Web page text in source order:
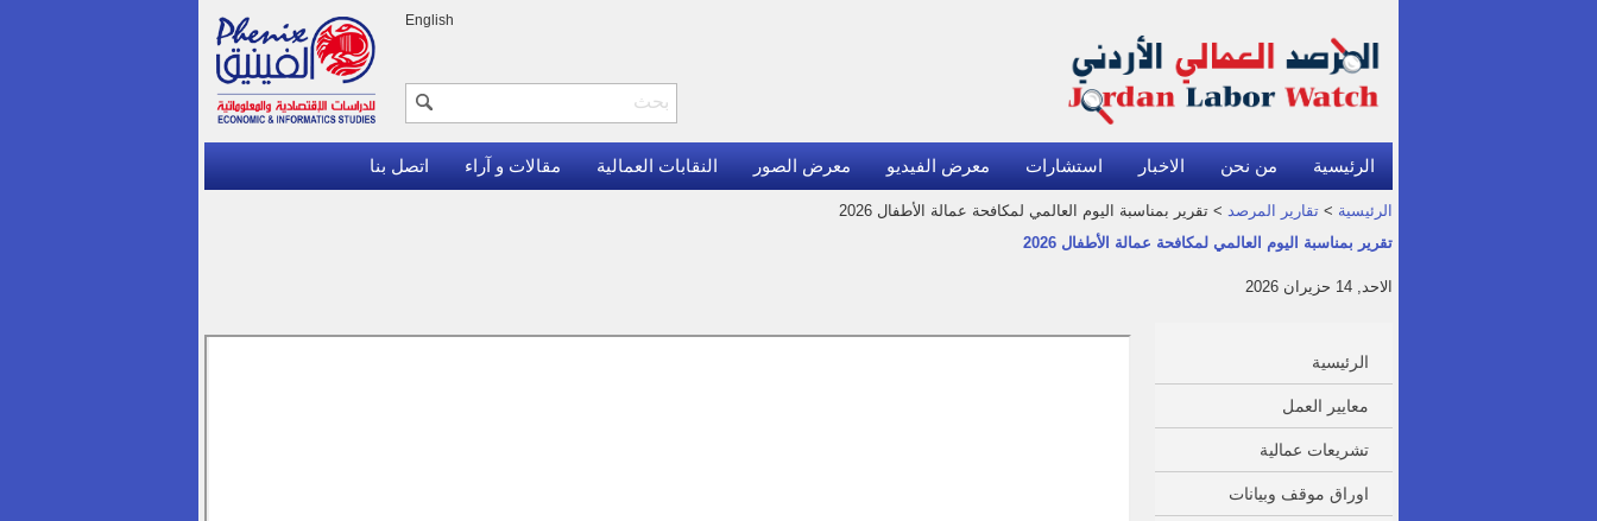
English
الرئيسية من نحن الاخبار استشارات معرض الفيديو معرض الصور النقابات العمالية مقالات و آراء اتصل بنا
الرئيسية > تقارير المرصد > تقرير بمناسبة اليوم العالمي لمكافحة عمالة الأطفال 2026
تقرير بمناسبة اليوم العالمي لمكافحة عمالة الأطفال 2026
الاحد, 14 حزيران 2026
الرئيسية
معايير العمل
تشريعات عمالية
اوراق موقف وبيانات